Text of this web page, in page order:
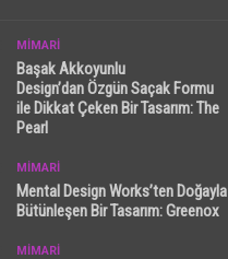
MİMARİ
Başak Akkoyunlu
Design’dan Özgün Saçak Formu
ile Dikkat Çeken Bir Tasarım: The
Pearl
MİMARİ
Mental Design Works’ten Doğayla
Bütünleşen Bir Tasarım: Greenox
MİMARİ